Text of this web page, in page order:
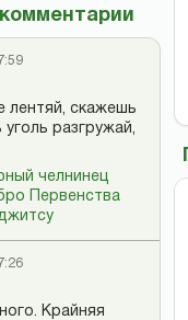
лентяй, скажешь
разгружай,
челнинец
Первенства
Крайняя